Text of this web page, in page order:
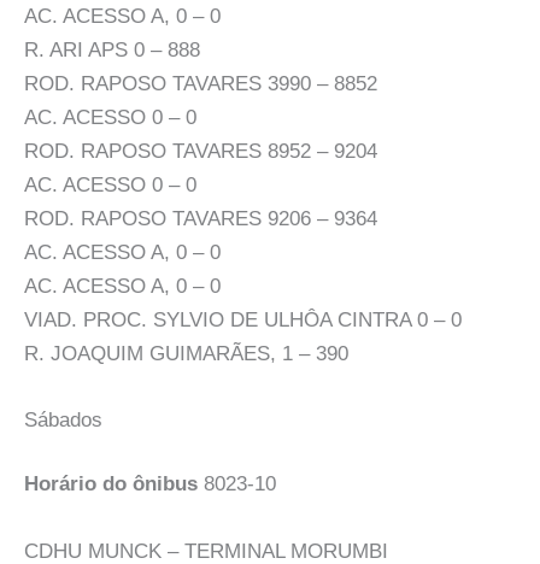
AC. ACESSO A, 0 – 0
R. ARI APS 0 – 888
ROD. RAPOSO TAVARES 3990 – 8852
AC. ACESSO 0 – 0
ROD. RAPOSO TAVARES 8952 – 9204
AC. ACESSO 0 – 0
ROD. RAPOSO TAVARES 9206 – 9364
AC. ACESSO A, 0 – 0
AC. ACESSO A, 0 – 0
VIAD. PROC. SYLVIO DE ULHÔA CINTRA 0 – 0
R. JOAQUIM GUIMARÃES, 1 – 390
Sábados
Horário do ônibus 8023-10
CDHU MUNCK – TERMINAL MORUMBI